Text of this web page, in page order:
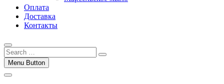
Оплата
Доставка
Контакты
Menu Button